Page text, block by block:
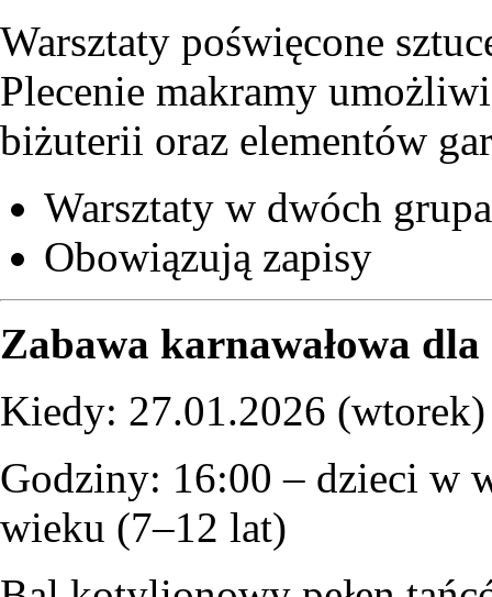
Warsztaty poświęcone
Plecenie makramy
biżuterii oraz elementów
Warsztaty w dwóch
Obowiązują zapisy
Zabawa karnawałowa dla
Kiedy: 27.01.2026 (wtorek)
Godziny: 16:00 – dzieci w
wieku (7–12 lat)